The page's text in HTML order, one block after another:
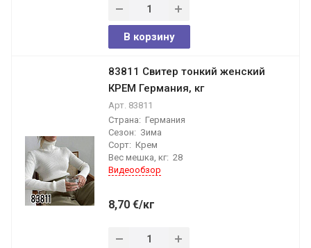
В корзину
83811 Свитер тонкий женский
КРЕМ Германия, кг
Арт. 83811
Страна: Германия
Сезон: Зима
Сорт: Крем
Вес мешка, кг: 28
Видеообзор
8,70 €/кг